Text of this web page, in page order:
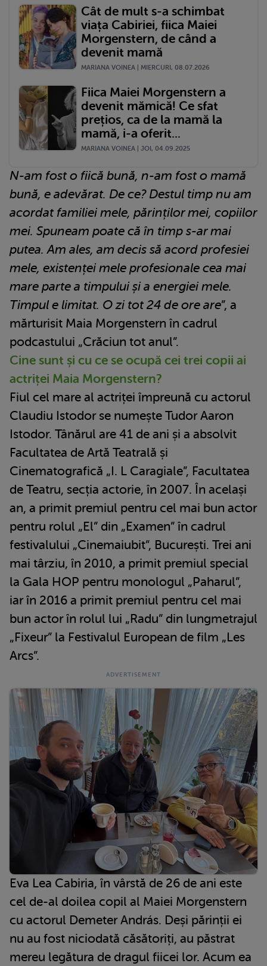
Cât de mult s-a schimbat
viața Cabiriei, fiica Maiei
Morgenstern, de când a
devenit mamă
MARIANA VOINEA | MIERCURI, 08.07.2026
Fiica Maiei Morgenstern a
devenit mămică! Ce sfat
prețios, ca de la mamă la
mamă, i-a oferit...
MARIANA VOINEA | JOI, 04.09.2025
N-am fost o fiică bună, n-am fost o mamă
bună, e adevărat. De ce? Destul timp nu am
acordat familiei mele, părinților mei, copiilor
mei. Spuneam poate că în timp s-ar mai
putea.Am ales, am decis să acord profesiei
mele, existenței mele profesionale cea mai
mare parte a timpului și a energiei mele.
Timpul e limitat. O zi tot 24 de ore are”, a
mărturisit Maia Morgenstern în cadrul
podcastului „Crăciun tot anul”.
Cine sunt și cu ce se ocupă cei trei copii ai
actriței Maia Morgenstern?
Fiul cel mare al actriței împreună cu actorul
Claudiu Istodor se numește Tudor Aaron
Istodor. Tânărul are 41 de ani și a absolvit
Facultatea de Artă Teatrală și
Cinematografică „I. L Caragiale”, Facultatea
de Teatru, secția actorie, în 2007. În același
an, a primit premiul pentru cel mai bun actor
pentru rolul „El” din „Examen” în cadrul
festivalului „Cinemaiubit”, București. Trei ani
mai târziu, în 2010, a primit premiul special
la Gala HOP pentru monologul „Paharul”,
iar în 2016 a primit premiul pentru cel mai
bun actor în rolul lui „Radu” din lungmetrajul
„Fixeur” la Festivalul European de film „Les
Arcs”.
Eva Lea Cabiria, în vârstă de 26 de ani este
cel de-al doilea copil al Maiei Morgenstern
cu actorul Demeter András. Deși părinții ei
nu au fost niciodată căsătoriți, au păstrat
mereu legătura de dragul fiicei lor. Acum ea